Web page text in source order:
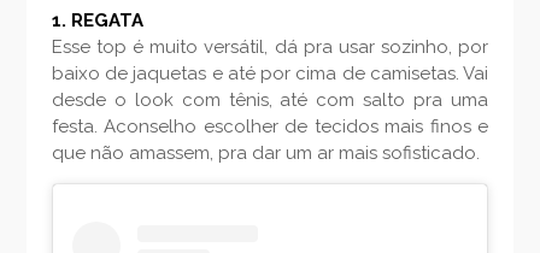
1. REGATA
Esse top é muito versátil, dá pra usar sozinho, por
baixo de jaquetas e até por cima de camisetas. Vai
desde o look com tênis, até com salto pra uma
festa. Aconselho escolher de tecidos mais finos e
que não amassem, pra dar um ar mais sofisticado.